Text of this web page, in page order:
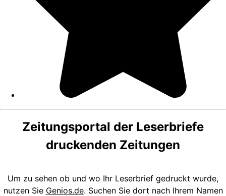
Zeitungsportal der Leserbriefe
druckenden Zeitungen
Um zu sehen ob und wo Ihr Leserbrief gedruckt wurde,
nutzen Sie Genios.de. Suchen Sie dort nach Ihrem Namen